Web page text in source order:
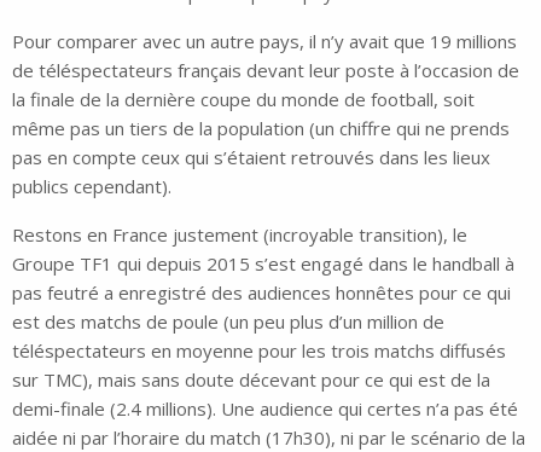
Pour comparer avec un autre pays, il n’y avait que 19 millions
de téléspectateurs français devant leur poste à l’occasion de
la finale de la dernière coupe du monde de football, soit
même pas un tiers de la population (un chiffre qui ne prends
pas en compte ceux qui s’étaient retrouvés dans les lieux
publics cependant).
Restons en France justement (incroyable transition), le
Groupe TF1 qui depuis 2015 s’est engagé dans le handball à
pas feutré a enregistré des audiences honnêtes pour ce qui
est des matchs de poule (un peu plus d’un million de
téléspectateurs en moyenne pour les trois matchs diffusés
sur TMC), mais sans doute décevant pour ce qui est de la
demi-finale (2.4 millions). Une audience qui certes n’a pas été
aidée ni par l’horaire du match (17h30), ni par le scénario de la